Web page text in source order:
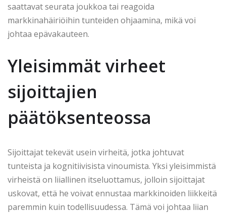
saattavat seurata joukkoa tai reagoida
markkinahäiriöihin tunteiden ohjaamina, mikä voi
johtaa epävakauteen.
Yleisimmät virheet
sijoittajien
päätöksenteossa
Sijoittajat tekevät usein virheitä, jotka johtuvat
tunteista ja kognitiivisista vinoumista. Yksi yleisimmistä
virheistä on liiallinen itseluottamus, jolloin sijoittajat
uskovat, että he voivat ennustaa markkinoiden liikkeitä
paremmin kuin todellisuudessa. Tämä voi johtaa liian